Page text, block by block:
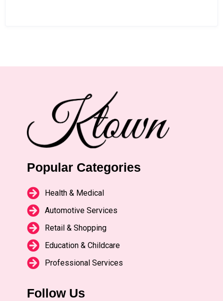
Popular Categories
Health & Medical
Automotive Services
Retail & Shopping
Education & Childcare
Professional Services
Follow Us